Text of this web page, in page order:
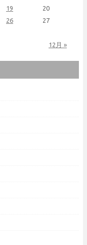
12月 »
19
20
26
27